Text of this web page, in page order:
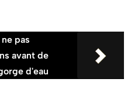
pas
avant de
d'eau